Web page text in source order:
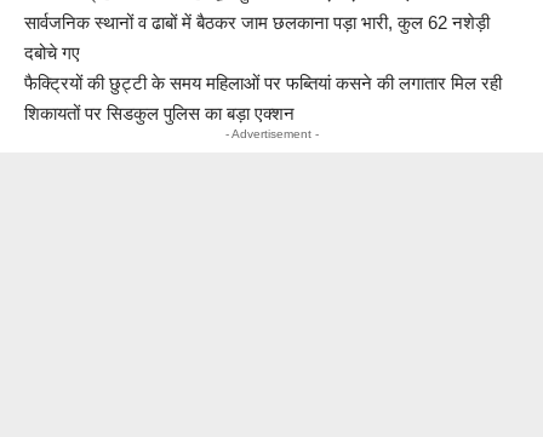
सार्वजनिक स्थानों व ढाबों में बैठकर जाम छलकाना पड़ा भारी, कुल 62 नशेड़ी
दबोचे गए
फैक्ट्रियों की छुट्टी के समय महिलाओं पर फब्तियां कसने की लगातार मिल रही
शिकायतों पर सिडकुल पुलिस का बड़ा एक्शन
- Advertisement -